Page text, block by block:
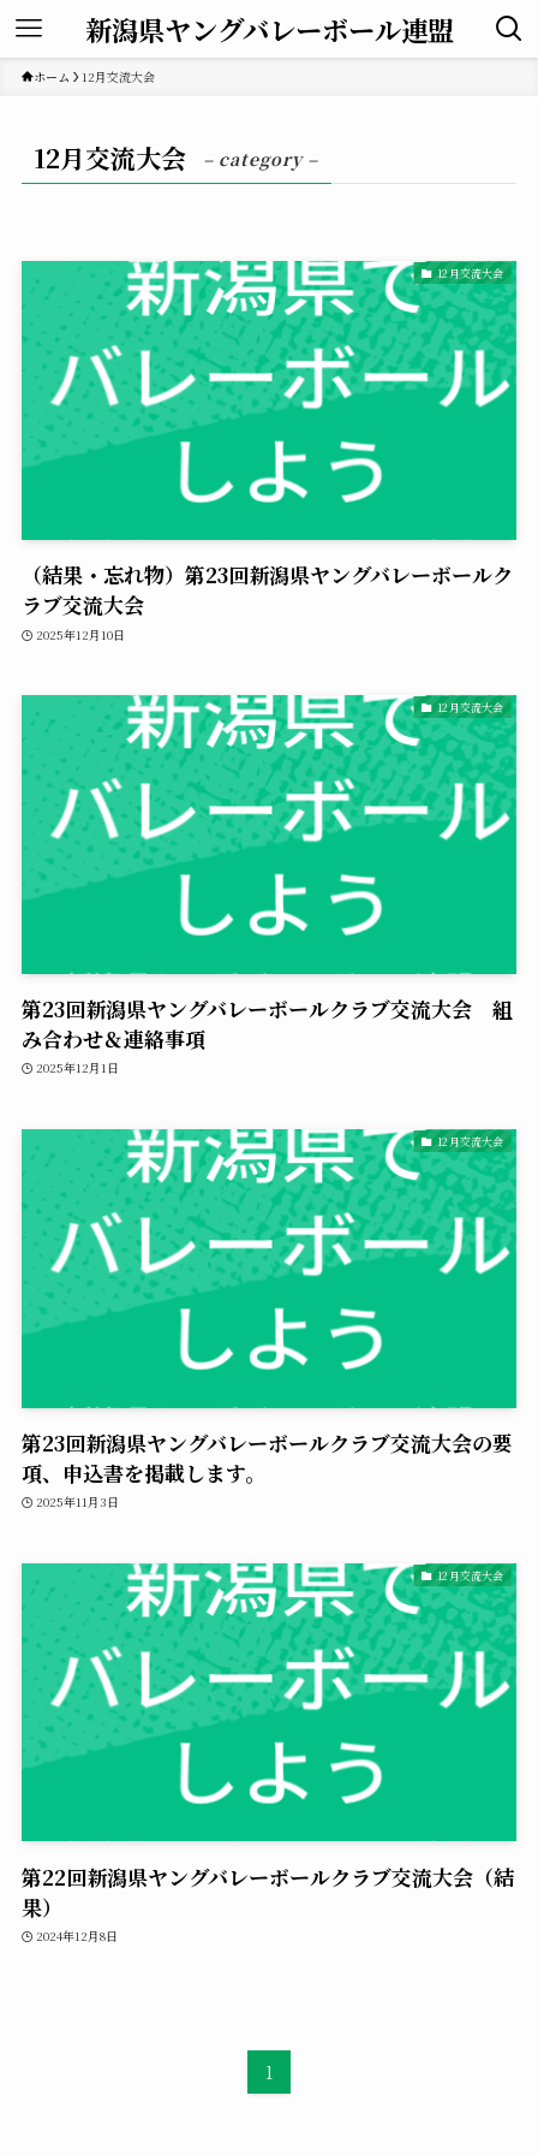
新潟県ヤングバレーボール連盟
ホーム 12月交流大会
12月交流大会 – category –
12月交流大会
（結果・忘れ物）第23回新潟県ヤングバレーボールク
ラブ交流大会
2025年12月10日
12月交流大会
第23回新潟県ヤングバレーボールクラブ交流大会 組
み合わせ＆連絡事項
2025年12月1日
12月交流大会
第23回新潟県ヤングバレーボールクラブ交流大会の要
項、申込書を掲載します。
2025年11月3日
12月交流大会
第22回新潟県ヤングバレーボールクラブ交流大会（結
果）
2024年12月8日
1